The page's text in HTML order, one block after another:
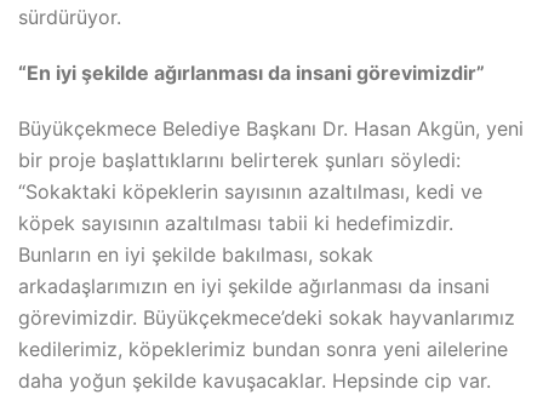
sürdürüyor.
“En iyi şekilde ağırlanması da insani görevimizdir”
Büyükçekmece Belediye Başkanı Dr. Hasan Akgün, yeni
bir proje başlattıklarını belirterek şunları söyledi:
“Sokaktaki köpeklerin sayısının azaltılması, kedi ve
köpek sayısının azaltılması tabii ki hedefimizdir.
Bunların en iyi şekilde bakılması, sokak
arkadaşlarımızın en iyi şekilde ağırlanması da insani
görevimizdir. Büyükçekmece’deki sokak hayvanlarımız
kedilerimiz, köpeklerimiz bundan sonra yeni ailelerine
daha yoğun şekilde kavuşacaklar. Hepsinde cip var.